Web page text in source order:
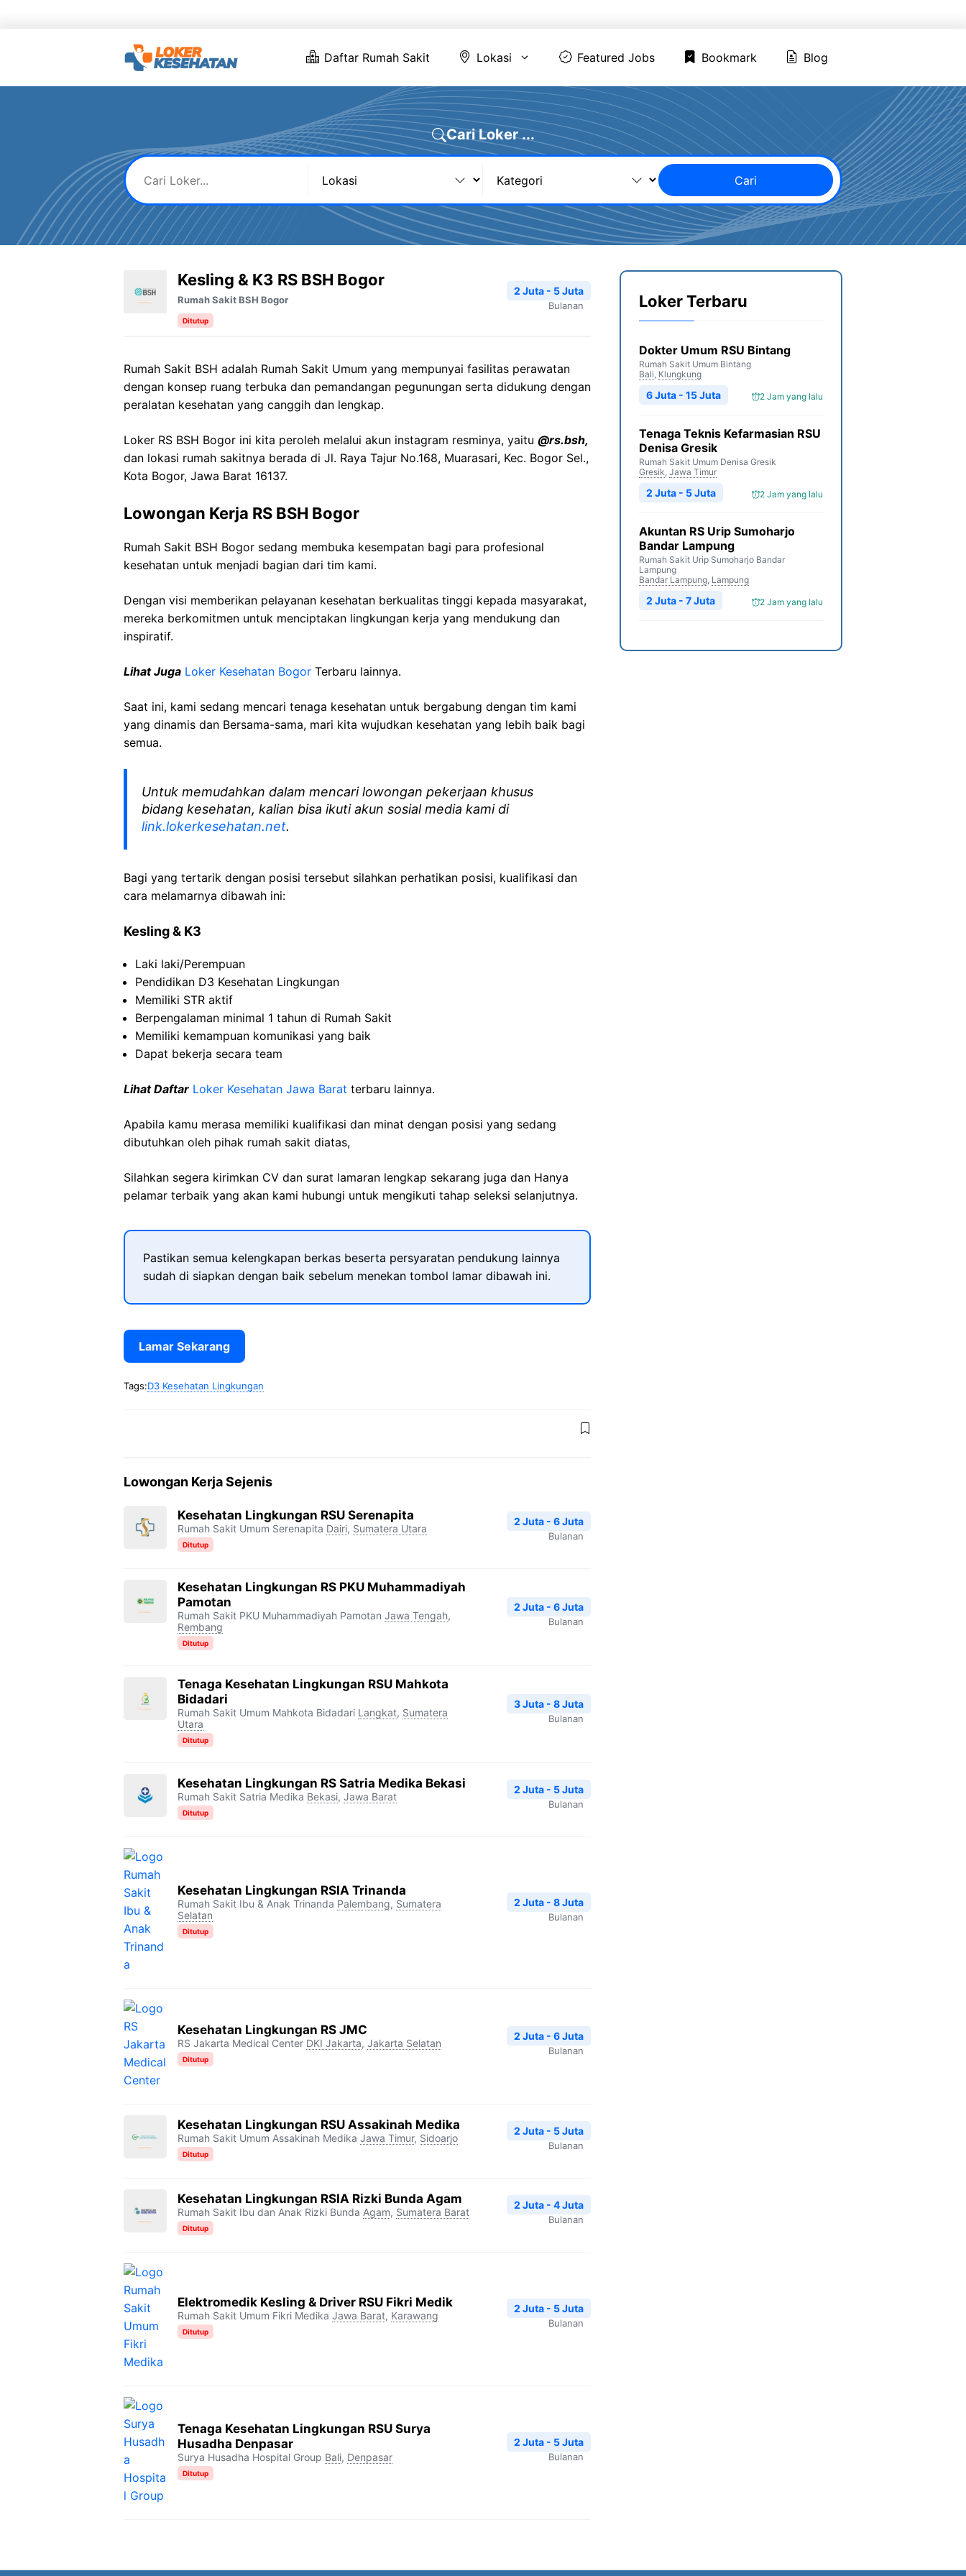
Daftar Rumah Sakit Lokasi Featured Jobs Bookmark Blog
Cari Loker ...
Cari
Kesling & K3 RS BSH Bogor
Rumah Sakit BSH Bogor
Ditutup
2 Juta - 5 Juta
Bulanan
Rumah Sakit BSH adalah Rumah Sakit Umum yang mempunyai fasilitas perawatan
dengan konsep ruang terbuka dan pemandangan pegunungan serta didukung dengan
peralatan kesehatan yang canggih dan lengkap.
Loker RS BSH Bogor ini kita peroleh melalui akun instagram resminya, yaitu @rs.bsh,
dan lokasi rumah sakitnya berada di Jl. Raya Tajur No.168, Muarasari, Kec. Bogor Sel.,
Kota Bogor, Jawa Barat 16137.
Lowongan Kerja RS BSH Bogor
Rumah Sakit BSH Bogor sedang membuka kesempatan bagi para profesional
kesehatan untuk menjadi bagian dari tim kami.
Dengan visi memberikan pelayanan kesehatan berkualitas tinggi kepada masyarakat,
mereka berkomitmen untuk menciptakan lingkungan kerja yang mendukung dan
inspiratif.
Lihat Juga Loker Kesehatan Bogor Terbaru lainnya.
Saat ini, kami sedang mencari tenaga kesehatan untuk bergabung dengan tim kami
yang dinamis dan Bersama-sama, mari kita wujudkan kesehatan yang lebih baik bagi
semua.
Untuk memudahkan dalam mencari lowongan pekerjaan khusus
bidang kesehatan, kalian bisa ikuti akun sosial media kami di
link.lokerkesehatan.net.
Bagi yang tertarik dengan posisi tersebut silahkan perhatikan posisi, kualifikasi dan
cara melamarnya dibawah ini:
Kesling & K3
Laki laki/Perempuan
Pendidikan D3 Kesehatan Lingkungan
Memiliki STR aktif
Berpengalaman minimal 1 tahun di Rumah Sakit
Memiliki kemampuan komunikasi yang baik
Dapat bekerja secara team
Lihat Daftar Loker Kesehatan Jawa Barat terbaru lainnya.
Apabila kamu merasa memiliki kualifikasi dan minat dengan posisi yang sedang
dibutuhkan oleh pihak rumah sakit diatas,
Silahkan segera kirimkan CV dan surat lamaran lengkap sekarang juga dan Hanya
pelamar terbaik yang akan kami hubungi untuk mengikuti tahap seleksi selanjutnya.
Pastikan semua kelengkapan berkas beserta persyaratan pendukung lainnya
sudah di siapkan dengan baik sebelum menekan tombol lamar dibawah ini.
Lamar Sekarang
Tags:D3 Kesehatan Lingkungan
Lowongan Kerja Sejenis
Kesehatan Lingkungan RSU Serenapita
Rumah Sakit Umum Serenapita Dairi, Sumatera Utara
Ditutup
2 Juta - 6 Juta
Bulanan
Kesehatan Lingkungan RS PKU Muhammadiyah
Pamotan
Rumah Sakit PKU Muhammadiyah Pamotan Jawa Tengah,
Rembang
Ditutup
2 Juta - 6 Juta
Bulanan
Tenaga Kesehatan Lingkungan RSU Mahkota
Bidadari
Rumah Sakit Umum Mahkota Bidadari Langkat, Sumatera
Utara
Ditutup
3 Juta - 8 Juta
Bulanan
Kesehatan Lingkungan RS Satria Medika Bekasi
Rumah Sakit Satria Medika Bekasi, Jawa Barat
Ditutup
2 Juta - 5 Juta
Bulanan
Kesehatan Lingkungan RSIA Trinanda
Rumah Sakit Ibu & Anak Trinanda Palembang, Sumatera
Selatan
Ditutup
2 Juta - 8 Juta
Bulanan
Kesehatan Lingkungan RS JMC
RS Jakarta Medical Center DKI Jakarta, Jakarta Selatan
Ditutup
2 Juta - 6 Juta
Bulanan
Kesehatan Lingkungan RSU Assakinah Medika
Rumah Sakit Umum Assakinah Medika Jawa Timur, Sidoarjo
Ditutup
2 Juta - 5 Juta
Bulanan
Kesehatan Lingkungan RSIA Rizki Bunda Agam
Rumah Sakit Ibu dan Anak Rizki Bunda Agam, Sumatera Barat
Ditutup
2 Juta - 4 Juta
Bulanan
Elektromedik Kesling & Driver RSU Fikri Medik
Rumah Sakit Umum Fikri Medika Jawa Barat, Karawang
Ditutup
2 Juta - 5 Juta
Bulanan
Tenaga Kesehatan Lingkungan RSU Surya
Husadha Denpasar
Surya Husadha Hospital Group Bali, Denpasar
Ditutup
2 Juta - 5 Juta
Bulanan
Loker Terbaru
Dokter Umum RSU Bintang
Rumah Sakit Umum Bintang
Bali, Klungkung
2 Jam yang lalu
6 Juta - 15 Juta
Tenaga Teknis Kefarmasian RSU
Denisa Gresik
Rumah Sakit Umum Denisa Gresik
Gresik, Jawa Timur
2 Jam yang lalu
2 Juta - 5 Juta
Akuntan RS Urip Sumoharjo
Bandar Lampung
Rumah Sakit Urip Sumoharjo Bandar
Lampung
Bandar Lampung, Lampung
2 Jam yang lalu
2 Juta - 7 Juta